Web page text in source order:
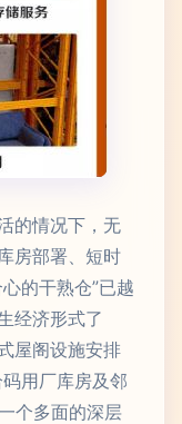
的情况下，无
房部署、短时
的干熟仓”已越
经济形式了
屋阁设施安排
用厂库房及邻
个多面的深层